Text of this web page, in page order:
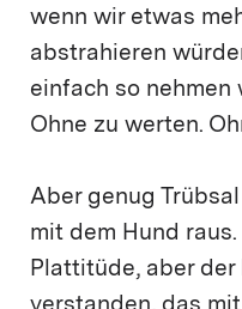
wenn wir etwas
abstrahieren
einfach so nehmen
Ohne zu werten.
Aber genug
mit dem Hund
Plattitüde, aber